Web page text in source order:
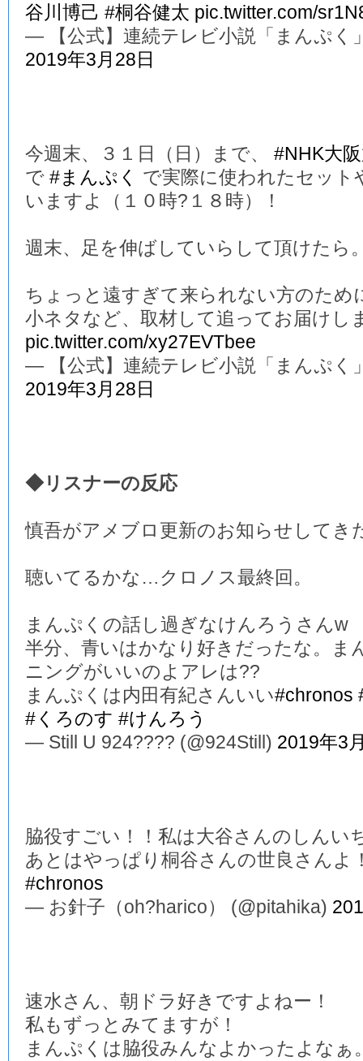
谷川博己 #桐谷健太 pic.twitter.com/
— 【公式】連続テレビ小説「まんぷく
2019年3月28日
今週末、３１日（日）まで、 #NHK大
で #まんぷく
で実際に使われたセット
いますよ（１０時?１８時）！
週末、足を伸ばしていらして頂けたら
ちょっと遠すぎて来られない方のため
小ネタなど、取材して追ってお届けし
pic.twitter.com/xy27EVTbee
— 【公式】連続テレビ小説「まんぷく
2019年3月28日
◆リスナーの反応
慎吾がアメブロ更新のお知らせしてき
聴いてるかな…クロノス最終回。
まんぷくの話し過ぎなけんろうさんw
半分、青いはかなり好きだったな。ま
ニングがいいのよアレは??
まんぷくは内田有紀さんいい#chronos
#くろのす #けんろう
— Still U 924???? (@924Still) 2019年3
脇役すごい！！私は大谷さんのしんい
あとはやっぱり桐谷さんの世良さんよ
#chronos
— お針子（oh?harico） (@pitahika)
速水さん、朝ドラ好きですよねー！
私もずっとみてますが！
まんぷくは脇役みんなよかったよなぁ